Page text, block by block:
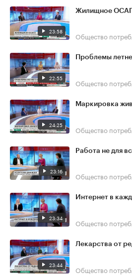
23:58
Жилищное
Общество
22:55
Проблемы
Общество
24:25
Маркировка
Общество
23:16
Работа не для
Общество
23:34
Интернет в
Общество
23:44
Лекарства от
Общество